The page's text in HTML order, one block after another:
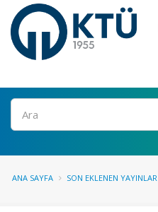
Ara
ANA SAYFA SON EKLENEN YAYINLAR